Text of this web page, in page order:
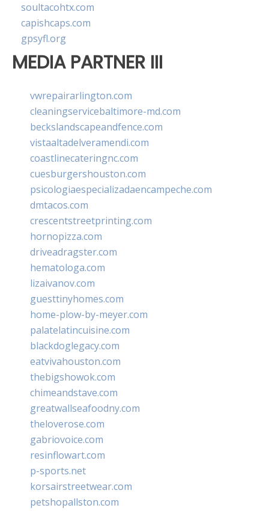
soultacohtx.com
capishcaps.com
gpsyfl.org
MEDIA PARTNER III
vwrepairarlington.com
cleaningservicebaltimore-md.com
beckslandscapeandfence.com
vistaaltadelveramendi.com
coastlinecateringnc.com
cuesburgershouston.com
psicologiaespecializadaencampeche.com
dmtacos.com
crescentstreetprinting.com
hornopizza.com
driveadragster.com
hematologa.com
lizaivanov.com
guesttinyhomes.com
home-plow-by-meyer.com
palatelatincuisine.com
blackdoglegacy.com
eatvivahouston.com
thebigshowok.com
chimeandstave.com
greatwallseafoodny.com
theloverose.com
gabriovoice.com
resinflowart.com
p-sports.net
korsairstreetwear.com
petshopallston.com